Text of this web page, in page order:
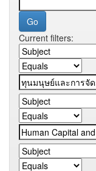
Current filters: